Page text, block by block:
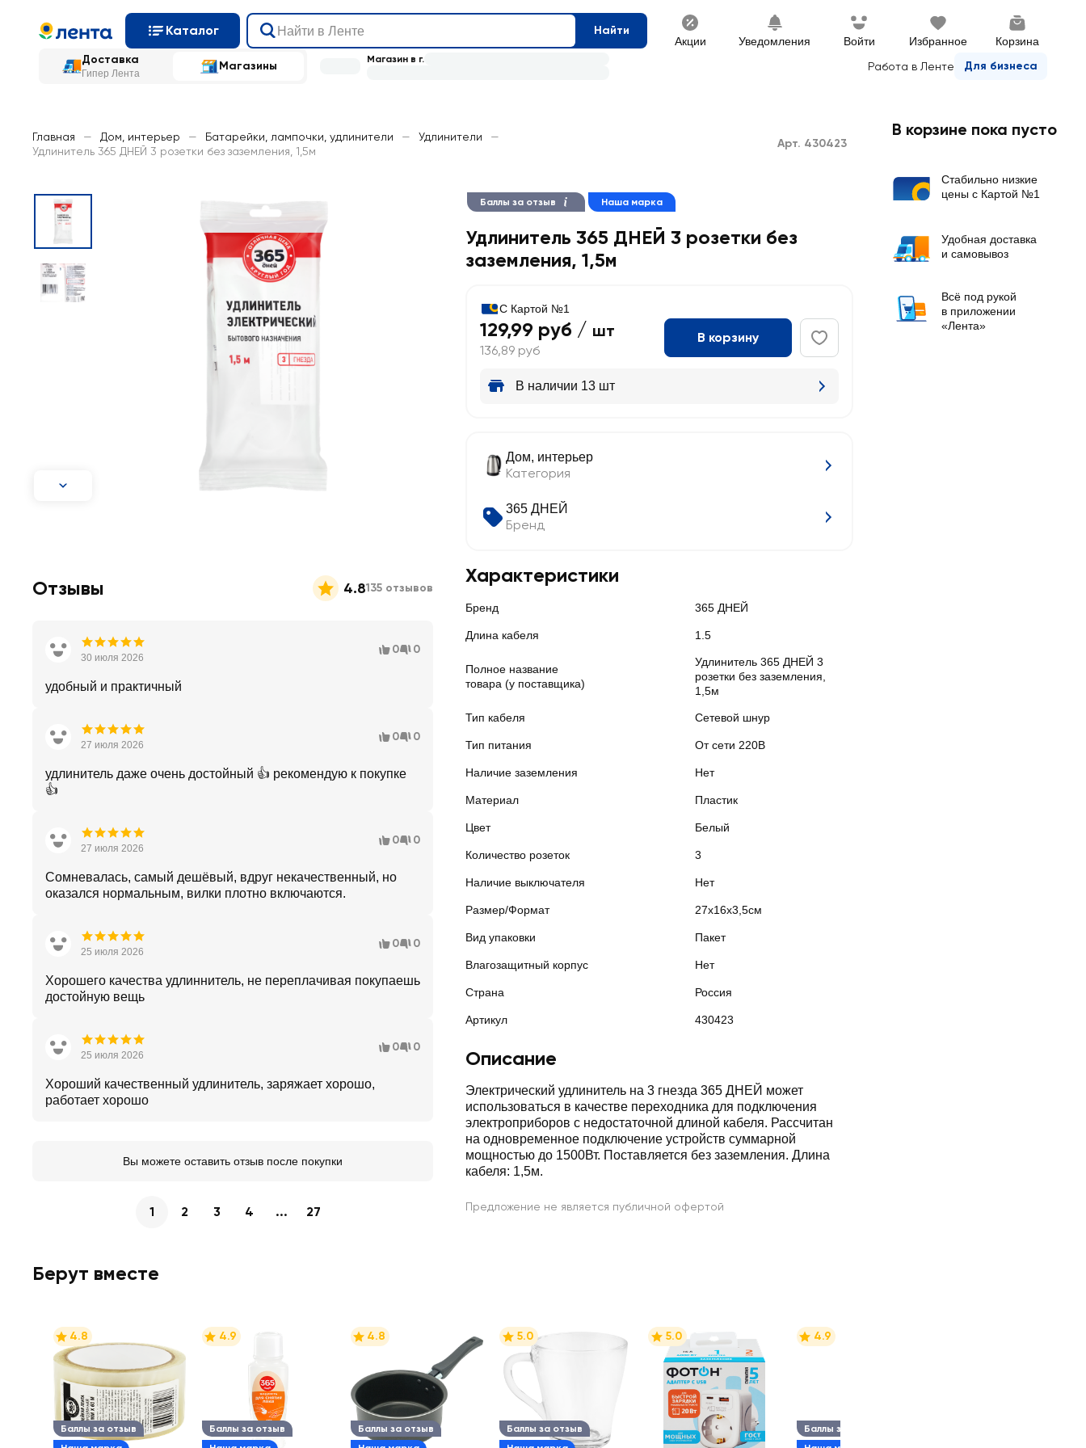
Каталог Найти
Акции Уведомления Войти Избранное Корзина
Доставка
Гипер Лента
Магазины Работа в Ленте Для бизнеса
Магазин в г.
Главная — Дом, интерьер — Батарейки, лампочки, удлинители — Удлинители
—
Удлинитель 365 ДНЕЙ 3 розетки без заземления, 1,5м
Арт. 430423
Баллы за отзыв Наша марка
Удлинитель 365 ДНЕЙ 3 розетки без
заземления, 1,5м
С Картой №1
129,99 руб / шт
136,89 руб
В корзину
В наличии 13 шт
Дом, интерьер
Категория
365 ДНЕЙ
Бренд
Характеристики
Бренд 365 ДНЕЙ
Длина кабеля 1.5
Полное название
товара (у поставщика)
Удлинитель 365 ДНЕЙ 3
розетки без заземления,
1,5м
Тип кабеля Сетевой шнур
Тип питания От сети 220В
Наличие заземления Нет
Материал Пластик
Цвет Белый
Количество розеток 3
Наличие выключателя Нет
Размер/Формат 27x16x3,5см
Вид упаковки Пакет
Влагозащитный корпус Нет
Страна Россия
Артикул 430423
Описание
Электрический удлинитель на 3 гнезда 365 ДНЕЙ может
использоваться в качестве переходника для подключения
электроприборов с недостаточной длиной кабеля. Рассчитан
на одновременное подключение устройств суммарной
мощностью до 1500Вт. Поставляется без заземления. Длина
кабеля: 1,5м.
Предложение не является публичной офертой
Отзывы 4.8135 отзывов
30 июля 2026
0 0
удобный и практичный
27 июля 2026
0 0
удлинитель даже очень достойный 👍 рекомендую к покупке
👍
27 июля 2026
0 0
Сомневалась, самый дешёвый, вдруг некачественный, но
оказался нормальным, вилки плотно включаются.
25 июля 2026
0 0
Хорошего качества удлиннитель, не переплачивая покупаешь
достойную вещь
25 июля 2026
0 0
Хороший качественный удлинитель, заряжает хорошо,
работает хорошо
Вы можете оставить отзыв после покупки
1 2 3 4 ... 27
Берут вместе
Баллы за отзыв
4.8
Баллы за отзыв
4.9
Баллы за отзыв
4.8
Баллы за отзыв
5.0 5.0
Баллы за отзыв
4.9
В корзине пока пусто
Стабильно низкие
цены с Картой №1
Удобная доставка
и самовывоз
Всё под рукой
в приложении
«Лента»